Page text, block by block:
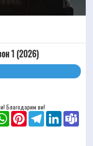
1 (2026)
Благодарим ви!
WhatsAppPinterestTelegramLinkedIn